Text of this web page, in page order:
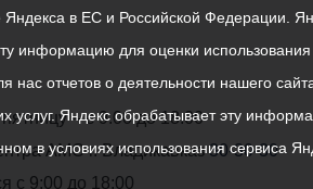
– с 9.00 до 18.00
АМС г. Владикавказ30-30-30
с 9:00 до 18:00
Яндекса в ЕС и Российской Федерации.
информацию для оценки
нас отчетов о деятельности нашего
услуг. Яндекс обрабатывает эту
в условиях использования сервиса